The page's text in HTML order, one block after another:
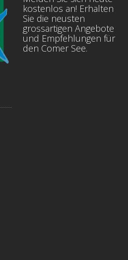
kostenlos an! Erhalten
Sie die neusten
grossartigen Angebote
und Empfehlungen für
den Comer See.